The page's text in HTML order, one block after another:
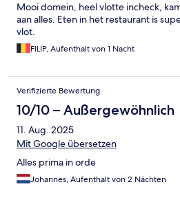
Mooi domein, heel vlotte incheck,
aan alles. Eten in het restaurant is
vlot.
FILIP, Aufenthalt von 1 Nacht
Verifizierte Bewertung
10/10 – Außergewöhnlich
11. Aug. 2025
Mit Google übersetzen
Alles prima in orde
Johannes, Aufenthalt von 2 Nächten